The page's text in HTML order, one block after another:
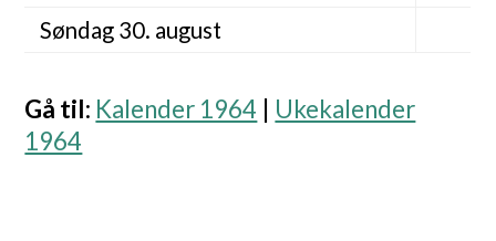
Søndag 30. august
Gå til: Kalender 1964
Ukekalender
1964